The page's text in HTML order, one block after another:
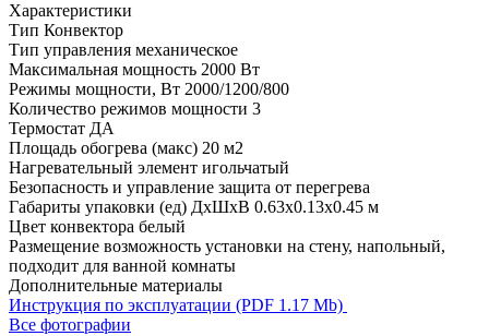
Характеристики
Тип Конвектор
Тип управления механическое
Максимальная мощность 2000 Вт
Режимы мощности, Вт 2000/1200/800
Количество режимов мощности 3
Термостат ДА
Площадь обогрева (макс) 20 м2
Нагревательный элемент игольчатый
Безопасность и управление защита от перегрева
Габариты упаковки (ед) ДхШхВ 0.63x0.13x0.45 м
Цвет конвектора белый
Размещение возможность установки на стену, напольный,
подходит для ванной комнаты
Дополнительные материалы
Инструкция по эксплуатации (PDF 1.17 Mb)
Все фотографии